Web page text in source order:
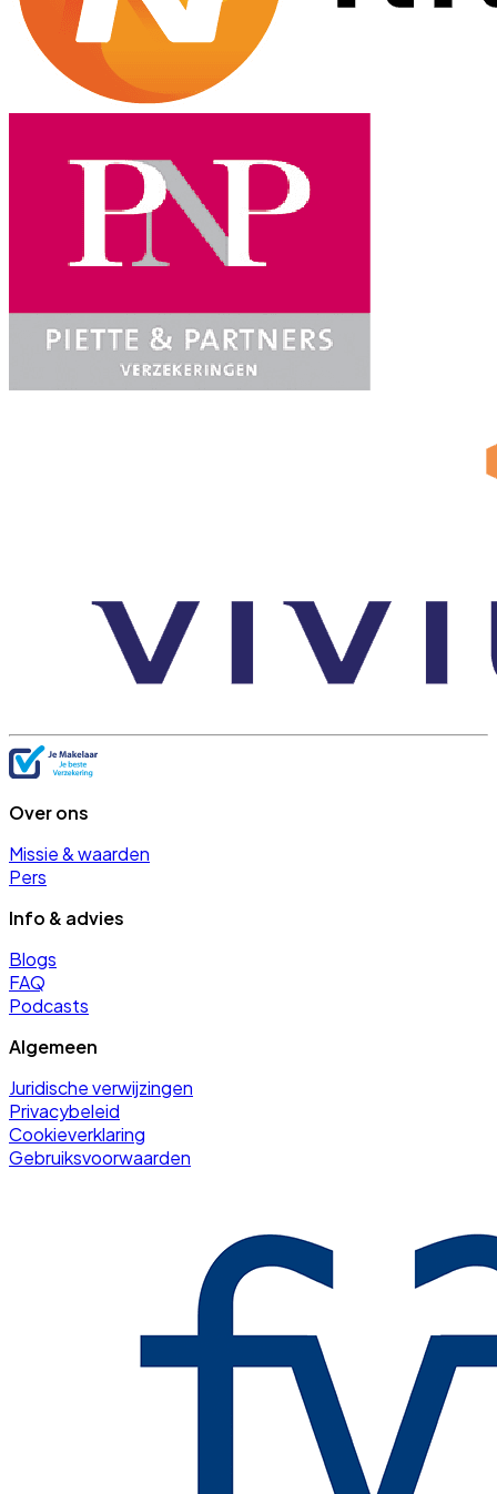
Over ons
Missie & waarden
Pers
Info & advies
Blogs
FAQ
Podcasts
Algemeen
Juridische verwijzingen
Privacybeleid
Cookieverklaring
Gebruiksvoorwaarden